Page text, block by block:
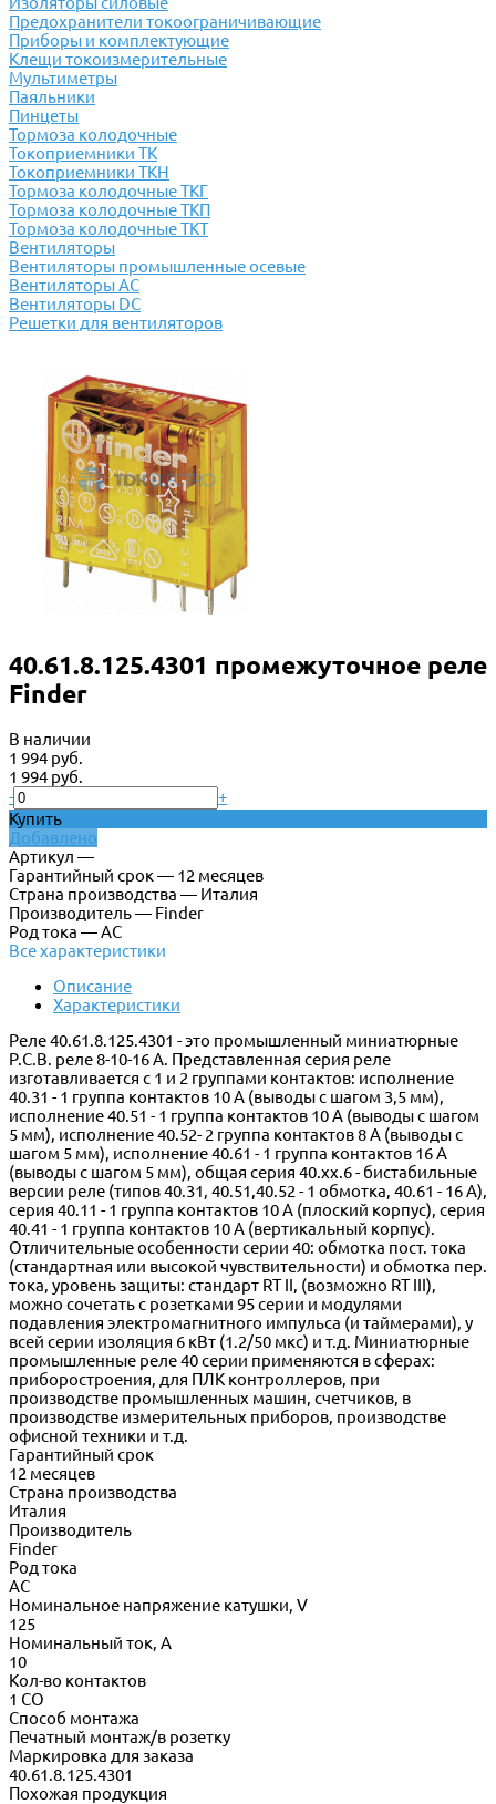
Предохранители токоограничивающие
Приборы и комплектующие
Клещи токоизмерительные
Мультиметры
Паяльники
Пинцеты
Тормоза колодочные
Токоприемники ТК
Токоприемники ТКН
Тормоза колодочные ТКГ
Тормоза колодочные ТКП
Тормоза колодочные ТКТ
Вентиляторы
Вентиляторы промышленные осевые
Вентиляторы АС
Вентиляторы DC
Решетки для вентиляторов
40.61.8.125.4301 промежуточное реле
Finder
В наличии
1 994 руб.
1 994 руб.
-
+
Купить
Добавлено
Артикул —
Гарантийный срок — 12 месяцев
Страна производства — Италия
Производитель — Finder
Род тока — AC
Все характеристики
Описание
Характеристики
Реле 40.61.8.125.4301 - это промышленный миниатюрные
P.C.B. реле 8-10-16 A. Представленная серия реле
изготавливается с 1 и 2 группами контактов: исполнение
40.31 - 1 группа контактов 10 A (выводы с шагом 3,5 мм),
исполнение 40.51 - 1 группа контактов 10 A (выводы с шагом
5 мм), исполнение 40.52- 2 группа контактов 8 A (выводы с
шагом 5 мм), исполнение 40.61 - 1 группа контактов 16 A
(выводы с шагом 5 мм), общая серия 40.xx.6 - бистабильные
версии реле (типов 40.31, 40.51,40.52 - 1 обмотка, 40.61 - 16 А),
серия 40.11 - 1 группа контактов 10 A (плоский корпус), серия
40.41 - 1 группа контактов 10 A (вертикальный корпус).
Отличительные особенности серии 40: обмотка пост. тока
(стандартная или высокой чувствительности) и обмотка пер.
тока, уровень защиты: стандарт RT II, (возможно RT III),
можно сочетать с розетками 95 серии и модулями
подавления электромагнитного импульса (и таймерами), у
всей серии изоляция 6 кВт (1.2/50 мкс) и т.д. Миниатюрные
промышленные реле 40 серии применяются в сферах:
приборостроения, для ПЛК контроллеров, при
производстве промышленных машин, счетчиков, в
производстве измерительных приборов, производстве
офисной техники и т.д.
Гарантийный срок
12 месяцев
Страна производства
Италия
Производитель
Finder
Род тока
AC
Номинальное напряжение катушки, V
125
Номинальный ток, А
10
Кол-во контактов
1 CO
Способ монтажа
Печатный монтаж/в розетку
Маркировка для заказа
40.61.8.125.4301
Похожая продукция